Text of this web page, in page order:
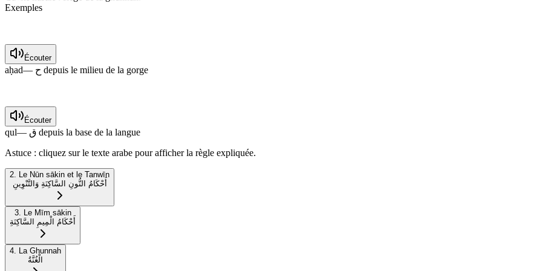
Exemples
Écouter
aḥad— ح depuis le milieu de la gorge
Écouter
qul—
ق depuis la base de la langue
Astuce : cliquez sur le texte arabe pour afficher la règle expliquée.
2. Le Nūn sākin et le Tanwīn
أَحْكَامُ النُّونِ السَّاكِنَةِ وَالتَّنْوِينِ
3. Le Mīm sākin
أَحْكَامُ الْمِيمِ السَّاكِنَةِ
4. La Ghunnah
الْغُنَّةُ